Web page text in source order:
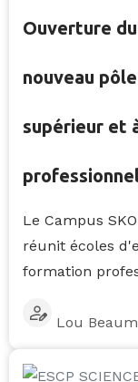
Ouverture du
nouveau
supérieur et
Le Campus
réunit écoles
formation
Lou